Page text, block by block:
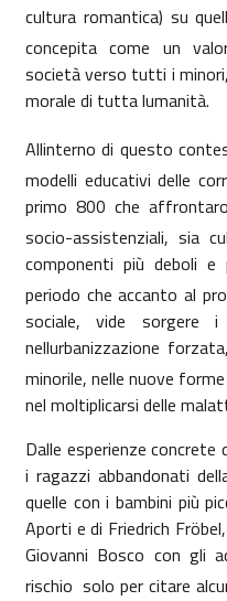
cultura romantica) su
concepita come un
società verso tutti i
morale di tutta lumanità.
Allinterno di questo
modelli educativi delle
primo 800 che
socio-assistenziali, sia
componenti più deboli e
periodo che accanto al
sociale, vide sorgere
nellurbanizzazione
minorile, nelle nuove
nel moltiplicarsi delle
Dalle esperienze concrete
i ragazzi abbandonati
quelle con i bambini più
Aporti e di Friedrich
Giovanni Bosco con gli
rischio  solo per citare